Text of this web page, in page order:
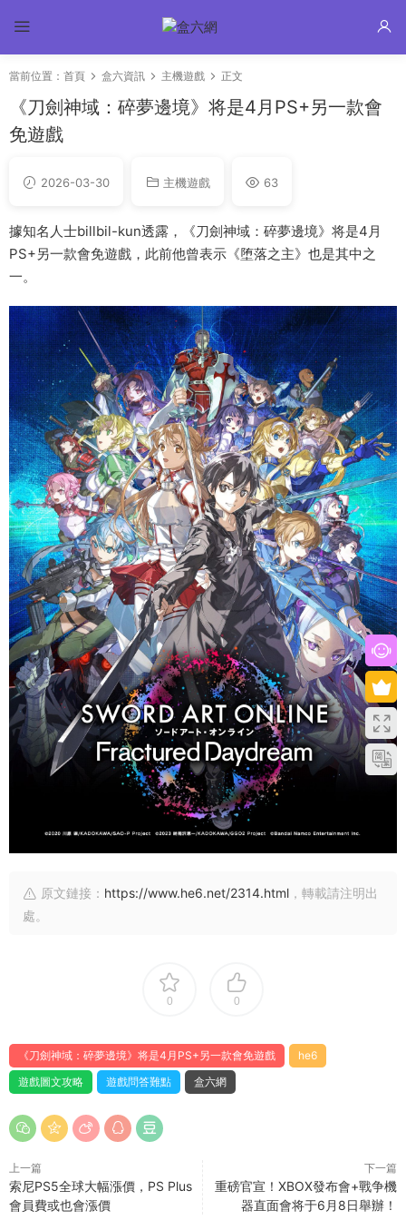
當前位置： 首頁 盒六資訊 主機遊戲 正文
《刀劍神域：碎夢邊境》将是4月PS+另一款會
免遊戲
2026-03-30 主機遊戲 63
據知名人士billbil-kun透露，《刀劍神域：碎夢邊境》将是4月
PS+另一款會免遊戲，此前他曾表示《堕落之主》也是其中之
一。
原文鏈接： https://www.he6.net/2314.html ，轉載請注明出
處。
0 0
《刀劍神域：碎夢邊境》将是4月PS+另一款會免遊戲
he6
遊戲圖文攻略
遊戲問答難點 盒六網
上一篇
索尼PS5全球大幅漲價，PS Plus
會員費或也會漲價
下一篇
重磅官宣！XBOX發布會+戰争機
器直面會将于6月8日舉辦！